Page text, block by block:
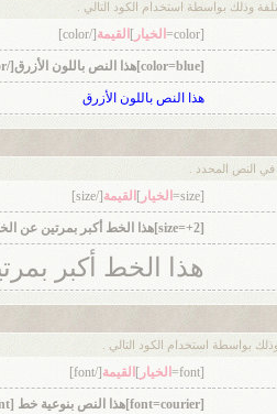
وذلك بواسطة استخدام الكود التالي .
[color= الخيار] القيمة [/color]
[color=blue]هذا النص باللون الأزرق[/color]
هذا النص باللون الأزرق
النص المحدد .
[size= الخيار] القيمة [/size]
[size=+2]هذا الخط أكبر بمرتين عن الخط العادي[/size]
هذا الخط أكبر
بواسطة استخدام الكود التالي .
[font= الخيار] القيمة [/font]
[font=courier]هذا النص بنوعية خط courier[/font]